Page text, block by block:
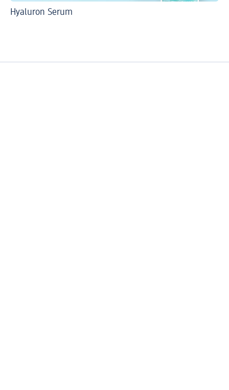
Hyaluron Serum